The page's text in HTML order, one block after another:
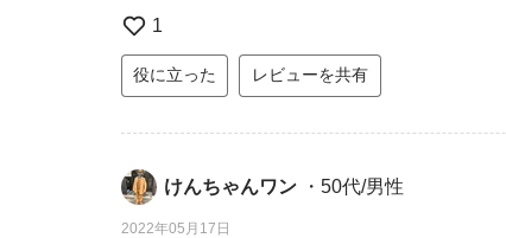
1
役に立った レビューを共有
けんちゃんワン ・50代/男性
2022年05月17日